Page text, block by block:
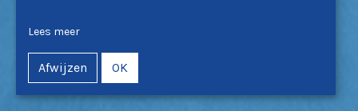
Lees meer
Afwijzen OK